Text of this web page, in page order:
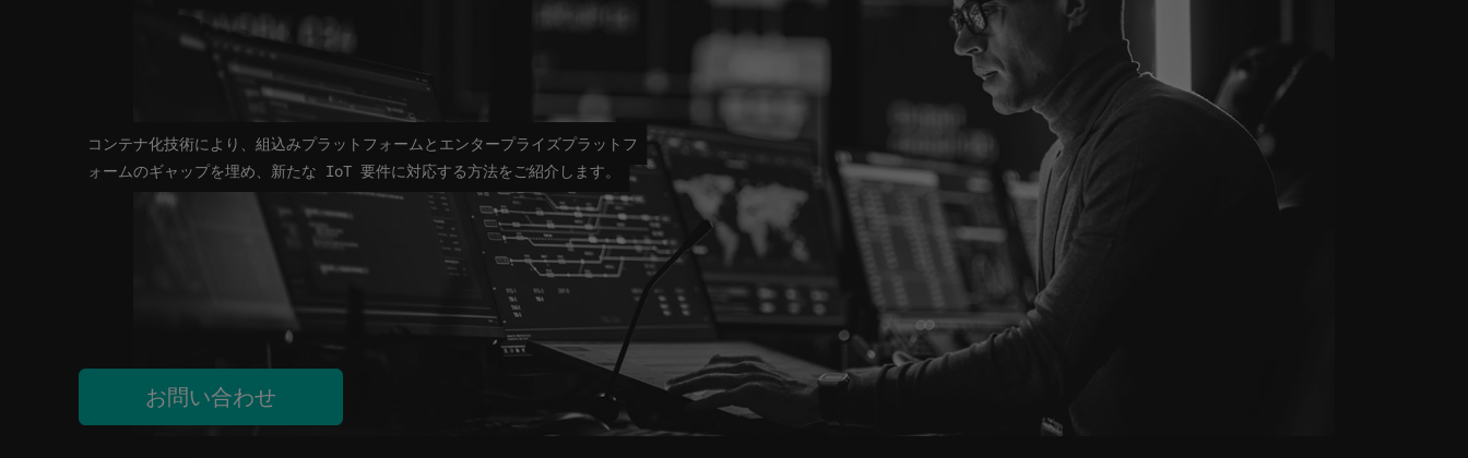
コンテナ化技術により、組込みプラットフォームとエンタープライズプラットフ
ォームのギャップを埋め、新たな IoT 要件に対応する方法をご紹介します。
お問い合わせ